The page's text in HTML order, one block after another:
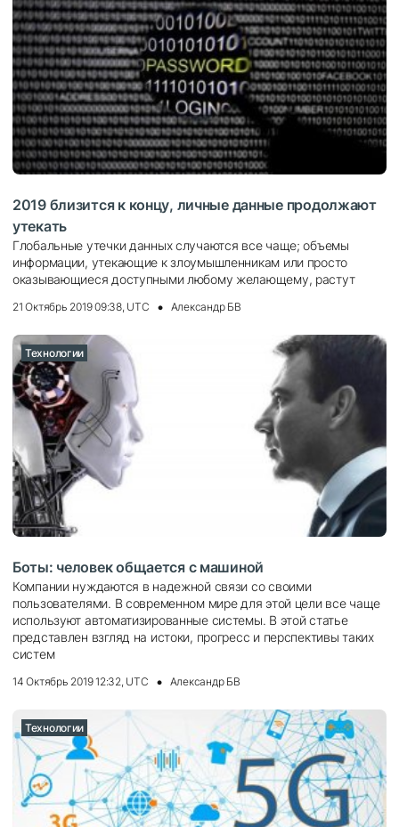
2019 близится к концу, личные данные продолжают
утекать
Глобальные утечки данных случаются все чаще; объемы
информации, утекающие к злоумышленникам или просто
оказывающиеся доступными любому желающему, растут
21 Октябрь 2019 09:38, UTC Александр БВ
Технологии
Боты: человек общается с машиной
Компании нуждаются в надежной связи со своими
пользователями. В современном мире для этой цели все чаще
используют автоматизированные системы. В этой статье
представлен взгляд на истоки, прогресс и перспективы таких
систем
14 Октябрь 2019 12:32, UTC Александр БВ
Технологии